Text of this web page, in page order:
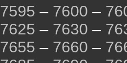
7595 – 7600 –
7625 – 7630 –
7655 – 7660 –